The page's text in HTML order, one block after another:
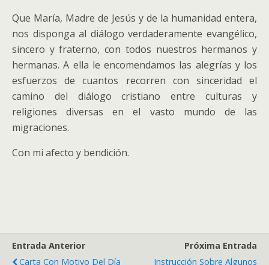
Que María, Madre de Jesús y de la humanidad entera,
nos disponga al diálogo verdaderamente evangélico,
sincero y fraterno, con todos nuestros hermanos y
hermanas. A ella le encomendamos las alegrías y los
esfuerzos de cuantos recorren con sinceridad el
camino del diálogo cristiano entre culturas y
religiones diversas en el vasto mundo de las
migraciones.
Con mi afecto y bendición.
Entrada Anterior
Carta Con Motivo Del Día
Próxima Entrada
Instrucción Sobre Algunos